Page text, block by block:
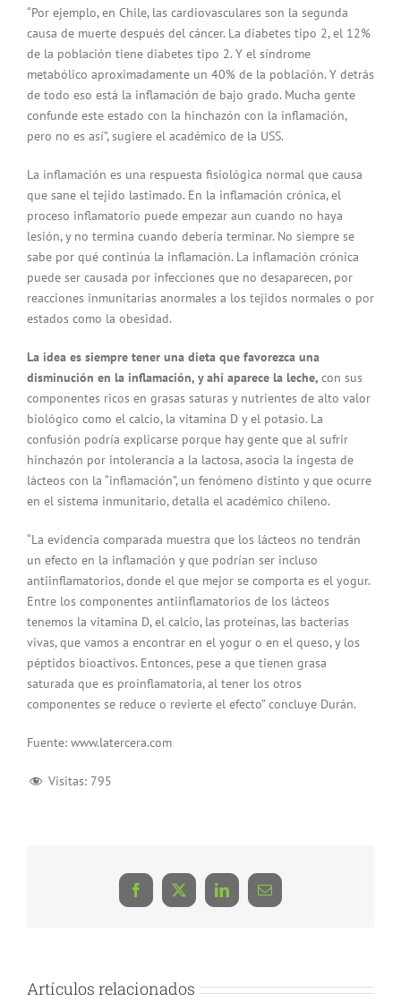
“Por ejemplo, en Chile, las cardiovasculares son la segunda
causa de muerte después del cáncer. La diabetes tipo 2, el 12%
de la población tiene diabetes tipo 2. Y el síndrome
metabólico aproximadamente un 40% de la población. Y detrás
de todo eso está la inflamación de bajo grado. Mucha gente
confunde este estado con la hinchazón con la inflamación,
pero no es así”, sugiere el académico de la USS.
La inflamación es una respuesta fisiológica normal que causa
que sane el tejido lastimado. En la inflamación crónica, el
proceso inflamatorio puede empezar aun cuando no haya
lesión, y no termina cuando debería terminar. No siempre se
sabe por qué continúa la inflamación. La inflamación crónica
puede ser causada por infecciones que no desaparecen, por
reacciones inmunitarias anormales a los tejidos normales o por
estados como la obesidad.
La idea es siempre tener una dieta que favorezca una
disminución en la inflamación, y ahí aparece la leche, con sus
componentes ricos en grasas saturas y nutrientes de alto valor
biológico como el calcio, la vitamina D y el potasio. La
confusión podría explicarse porque hay gente que al sufrir
hinchazón por intolerancia a la lactosa, asocia la ingesta de
lácteos con la “inflamación”, un fenómeno distinto y que ocurre
en el sistema inmunitario, detalla el académico chileno.
“La evidencia comparada muestra que los lácteos no tendrán
un efecto en la inflamación y que podrían ser incluso
antiinflamatorios, donde el que mejor se comporta es el yogur.
Entre los componentes antiinflamatorios de los lácteos
tenemos la vitamina D, el calcio, las proteínas, las bacterias
vivas, que vamos a encontrar en el yogur o en el queso, y los
péptidos bioactivos. Entonces, pese a que tienen grasa
saturada que es proinflamatoria, al tener los otros
componentes se reduce o revierte el efecto” concluye Durán.
Fuente: www.latercera.com
Visitas: 795
Facebook
X LinkedInCorreo
electrónico
Artículos relacionados